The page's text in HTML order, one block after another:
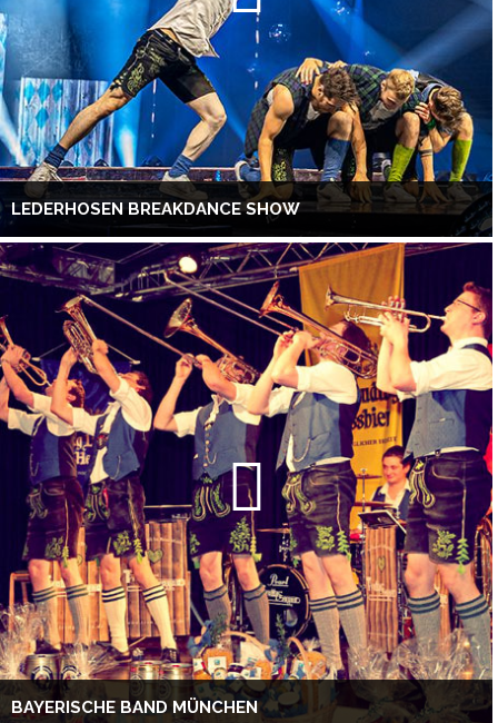
LEDERHOSEN BREAKDANCE SHOW
BAYERISCHE BAND MÜNCHEN